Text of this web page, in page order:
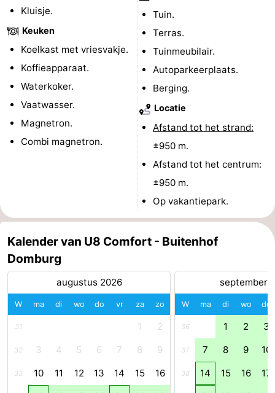
Bruinisse
-
Natuur
Oosterschelde
-
van
Schouwen
Veere
-
Natuur
Oranjezon
-
Oostkapelle
-
Natuur
de
Mantelingen
-
Westkapelle
Zoutelande
Natuur
Kluisje.
Keuken
Koelkast met vriesvakje.
Koffieapparaat.
Waterkoker.
Vaatwasser.
Magnetron.
Combi magnetron.
Tuin.
Terras.
Tuinmeubilair.
Autoparkeerplaats.
Berging.
Locatie
Afstand tot het strand:
±950 m.
Afstand tot het centrum:
±950 m.
Op vakantiepark.
Kalender van U8 Comfort - Buitenhof
Domburg
augustus 2026
W ma di wo do vr za zo
31 1 2
32 3 4 5 6 7 8 9
33 10 11 12 13 14 15 16
september
W ma di wo do
36 1 2 3
37 7 8 9 10
38 14 15 16 17